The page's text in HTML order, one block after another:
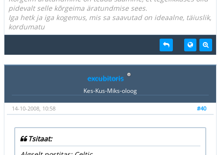
pidevalt selle kõrgeima äratundmise sees.
Iga hetk ja iga kogemus, mis sa saavutad on ideaalne, täiuslik,
kordumatu
excubitoris
Kes-Kus-Miks-oloog
#40
14-10-2008, 10:58
Tsitaat: